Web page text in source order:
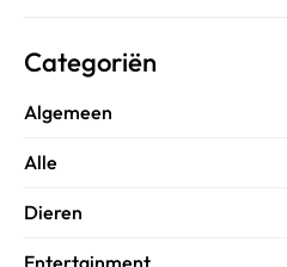
Categoriën
Algemeen
Alle
Dieren
Entertainment